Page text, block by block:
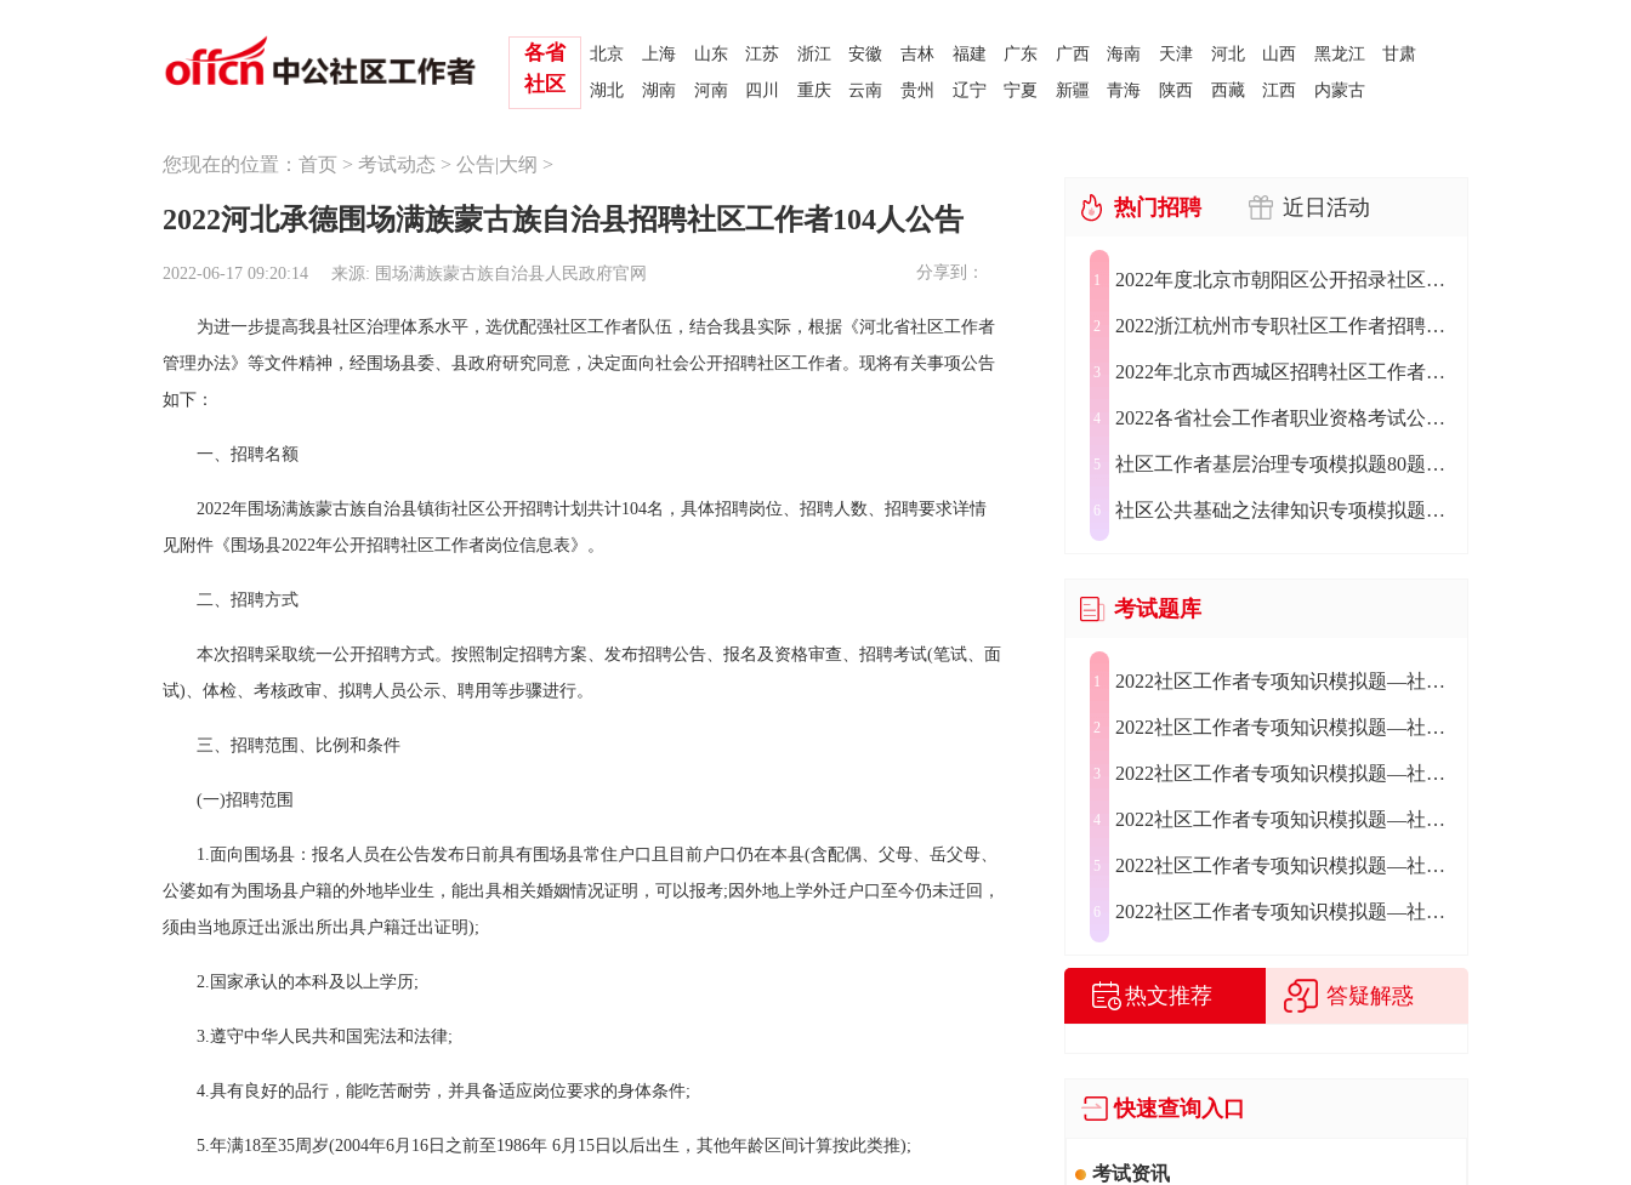
北京 上海 山东 江苏 浙江 安徽 吉林 福建 广东 广西 海南 天津 河北 山西 黑龙江
甘肃
湖北
湖南 河南 四川 重庆 云南 贵州 辽宁 宁夏 新疆 青海 陕西 西藏 江西 内蒙古
各省
社区
您现在的位置：首页 >考试动态 >公告|大纲 >
2022河北承德围场满族蒙古族自治县招聘社区工作者104人公告
2022-06-17 09:20:14 来源: 围场满族蒙古族自治县人民政府官网 分享到：
为进一步提高我县社区治理体系水平，选优配强社区工作者队伍，结合我县实际，根据《河北省社区工作者
管理办法》等文件精神，经围场县委、县政府研究同意，决定面向社会公开招聘社区工作者。现将有关事项公告
如下：
一、招聘名额
2022年围场满族蒙古族自治县镇街社区公开招聘计划共计104名，具体招聘岗位、招聘人数、招聘要求详情
见附件《围场县2022年公开招聘社区工作者岗位信息表》。
二、招聘方式
本次招聘采取统一公开招聘方式。按照制定招聘方案、发布招聘公告、报名及资格审查、招聘考试(笔试、面
试)、体检、考核政审、拟聘人员公示、聘用等步骤进行。
三、招聘范围、比例和条件
(一)招聘范围
1.面向围场县：报名人员在公告发布日前具有围场县常住户口且目前户口仍在本县(含配偶、父母、岳父母、
公婆如有为围场县户籍的外地毕业生，能出具相关婚姻情况证明，可以报考;因外地上学外迁户口至今仍未迁回，
须由当地原迁出派出所出具户籍迁出证明);
2.国家承认的本科及以上学历;
3.遵守中华人民共和国宪法和法律;
4.具有良好的品行，能吃苦耐劳，并具备适应岗位要求的身体条件;
5.年满18至35周岁(2004年6月16日之前至1986年 6月15日以后出生，其他年龄区间计算按此类推);
热门招聘 近日活动
1 2022年度北京市朝阳区公开招录社区工作者1500人公告
2 2022浙江杭州市专职社区工作者招聘（第二轮）公告汇总
3 2022年北京市西城区招聘社区工作者和党务工作者283人
4 2022各省社会工作者职业资格考试公告汇总（附报名时间
5 社区工作者基层治理专项模拟题80题及答案
6 社区公共基础之法律知识专项模拟题150题汇总
考试题库
1 2022社区工作者专项知识模拟题—社会工作知识（12）
2 2022社区工作者专项知识模拟题—社会工作知识（11）
3 2022社区工作者专项知识模拟题—社会工作知识（10）
4 2022社区工作者专项知识模拟题—社会工作知识（9）
5 2022社区工作者专项知识模拟题—社会工作知识（8）
6 2022社区工作者专项知识模拟题—社会工作知识（7）
热文推荐 答疑解惑
快速查询入口
考试资讯